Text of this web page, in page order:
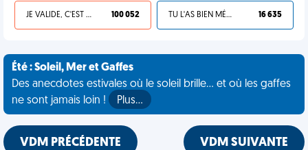
JE VALIDE, C'EST UNE VDM 100 052 TU L'AS BIEN MÉRITÉ 16 635
Été : Soleil, Mer et Gaffes
Des anecdotes estivales où le soleil brille... et où les gaffes
ne sont jamais loin !
Plus…
VDM PRÉCÉDENTE VDM SUIVANTE